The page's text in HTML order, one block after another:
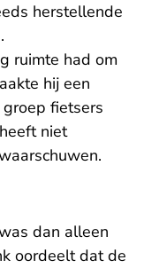
herstellende
ruimte had om
hij een
fietsers
niet
dan alleen
oordeelt dat de